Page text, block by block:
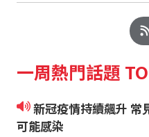
一周熱門話題
新冠疫情持續飆升 常見八大症狀 沒發燒也
可能感染